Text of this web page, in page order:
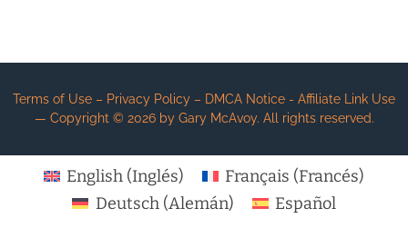
Terms of Use – Privacy Policy – DMCA Notice - Affiliate Link Use
— Copyright © 2026by Gary McAvoy. All rights reserved.
English (Inglés) Français (Francés)
Deutsch(Alemán) Español